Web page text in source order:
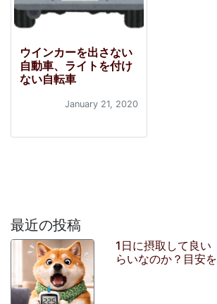
ウインカーを出さない
自動車、ライトを付け
ない自転車
January 21, 2020
最近の投稿
1日に摂取して良い
らいなのか？目安